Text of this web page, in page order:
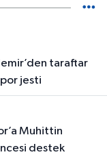
jesti
destek